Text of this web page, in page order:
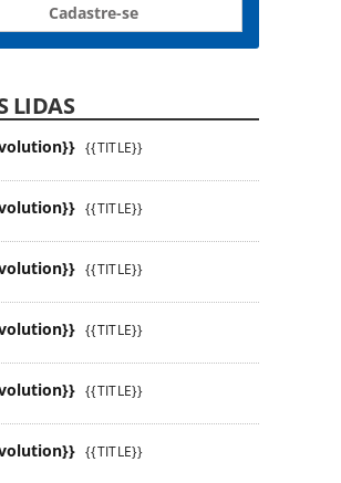
Cadastre-se
LIDAS
{{TITLE}}
{{TITLE}}
{{TITLE}}
{{TITLE}}
{{TITLE}}
{{TITLE}}